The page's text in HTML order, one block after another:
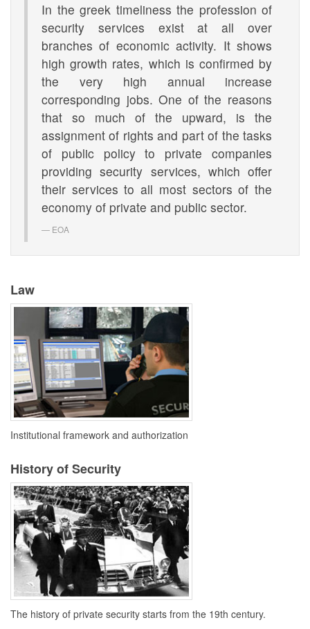
In the greek timeliness the profession of
security services exist at all over
branches of economic activity. It shows
high growth rates, which is confirmed by
the very high annual increase
corresponding jobs. One of the reasons
that so much of the upward, is the
assignment of rights and part of the tasks
of public policy to private companies
providing security services, which offer
their services to all most sectors of the
economy of private and public sector.
EOA
Law
Institutional framework and authorization
History of Security
The history of private security starts from the 19th century.